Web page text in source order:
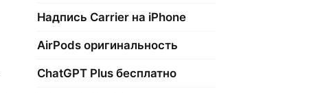
Надпись Carrier на iPhone
AirPods оригинальность
ChatGPT Plus бесплатно